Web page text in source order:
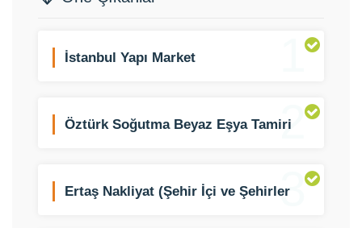
1
İstanbul Yapı Market
2
Öztürk Soğutma Beyaz Eşya Tamiri
3
Ertaş Nakliyat (Şehir İçi ve Şehirler